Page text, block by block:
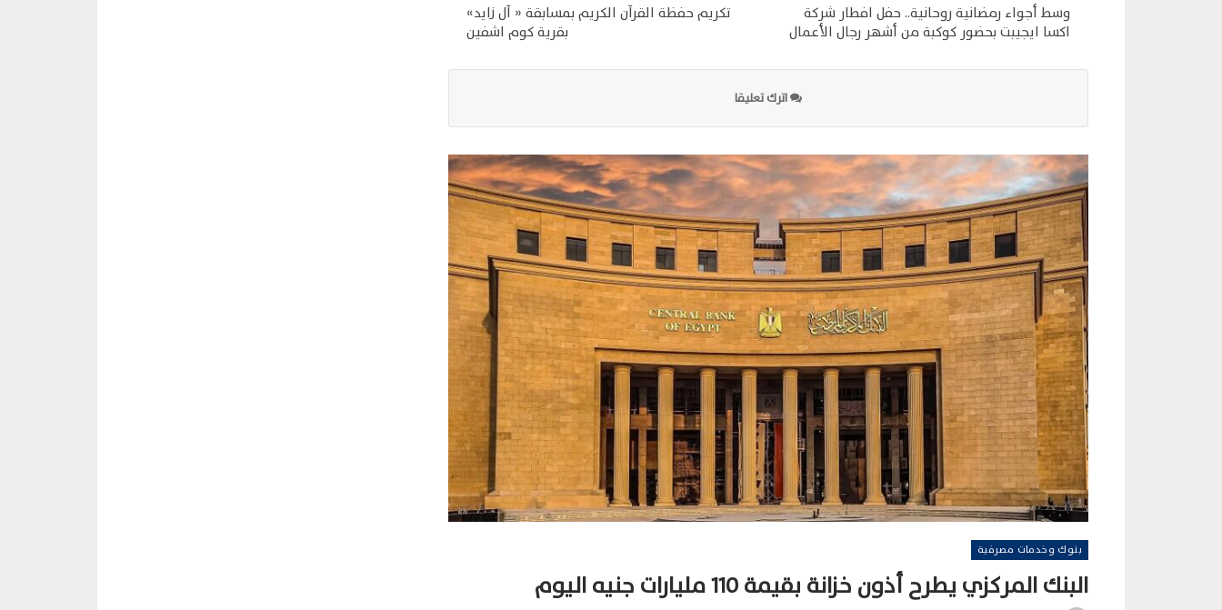
وسط أجواء رمضانية روحانية.. حفل افطار شركة
اكسا ايجيبت بحضور كوكبة من أشهر رجال الأعمال
تكريم حفظة القرآن الكريم بمسابقة « آل زايد»
بقرية كوم اشفين
اترك تعليقا
بنوك وخدمات مصرفية
البنك المركزي يطرح أذون خزانة بقيمة 110 مليارات جنيه اليوم